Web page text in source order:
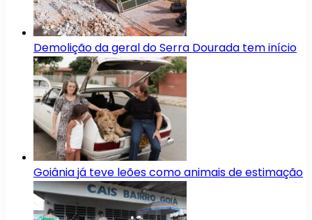
Demolição da geral do Serra Dourada tem início
Goiânia já teve leões como animais de estimação